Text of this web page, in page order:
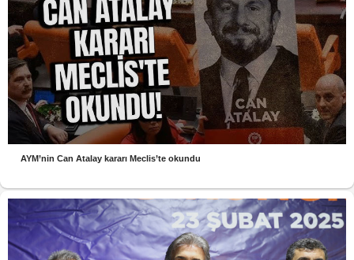
AYM’nin Can Atalay kararı Meclis’te okundu